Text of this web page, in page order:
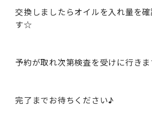
交換しましたらオイルを入れ量を
す☆
予約が取れ次第検査を受けに行き
完了までお待ちください♪